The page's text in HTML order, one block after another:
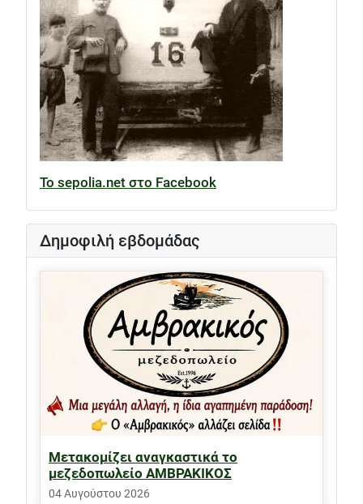
Το sepolia.net στο Facebook
Δημοφιλή εβδομάδας
Μετακομίζει αναγκαστικά το
μεζεδοπωλείο ΑΜΒΡΑΚΙΚΟΣ
04 Αυγούστου 2026